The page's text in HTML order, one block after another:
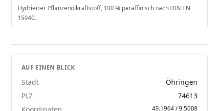
Hydrierter Pflanzenölkraftstoff, 100 % paraffinisch nach DIN EN
15940.
AUF EINEN BLICK
Stadt
Öhringen
PLZ
74613
49.1964 / 9.5008